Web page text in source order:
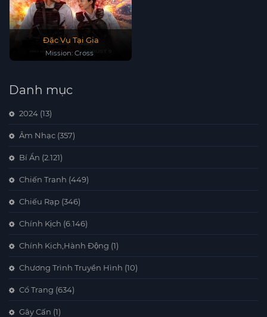
Đặc Vụ Tại Gia
Mission: Cross
Danh mục
2024 (13)
Âm Nhạc (357)
Bí Ẩn (2.121)
Chiến Tranh (449)
Chiếu Rạp (346)
Chính Kịch (6.146)
Chính Kịch,Hành Động (1)
Chương Trình Truyền Hình (10)
Cổ Trang (634)
Gây Cấn (1)